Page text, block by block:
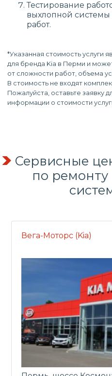
Тестирование
выхлопной
работ.
*Указанная стоимость услуги
для бренда Kia в Перми и
от сложности работ, объема
В стоимость не входят
Пожалуйста, оставьте заявку
информации о стоимости
Сервисные
по
Вега-Моторс (Kia)